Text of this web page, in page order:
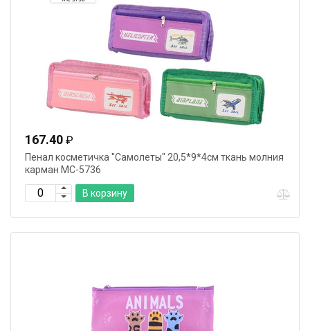
167.40 ₽
Пенал косметичка "Самолеты" 20,5*9*4см ткань молния
карман МС-5736
В корзину